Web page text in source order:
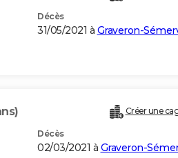
Décès
31/05/2021 à Graveron-
Créer une
Décès
02/03/2021 à Graveron-